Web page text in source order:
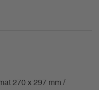
270 x 297 mm /